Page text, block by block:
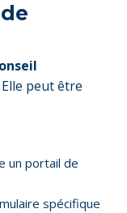
peut être
un portail de
spécifique